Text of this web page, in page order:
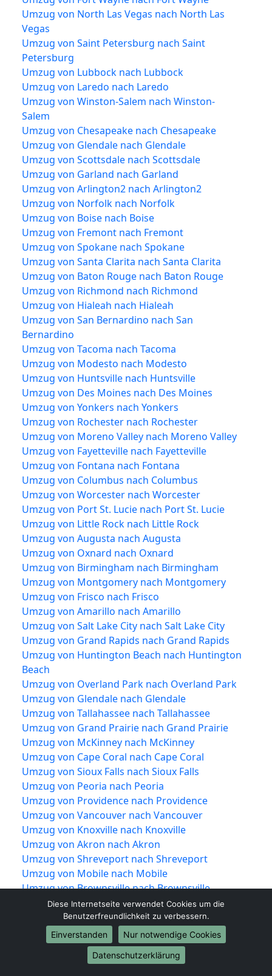
Umzug von North Las Vegas nach North Las
Vegas
Umzug von Saint Petersburg nach Saint
Petersburg
Umzug von Lubbock nach Lubbock
Umzug von Laredo nach Laredo
Umzug von Winston-Salem nach Winston-
Salem
Umzug von Chesapeake nach Chesapeake
Umzug von Glendale nach Glendale
Umzug von Scottsdale nach Scottsdale
Umzug von Garland nach Garland
Umzug von Arlington2 nach Arlington2
Umzug von Norfolk nach Norfolk
Umzug von Boise nach Boise
Umzug von Fremont nach Fremont
Umzug von Spokane nach Spokane
Umzug von Santa Clarita nach Santa Clarita
Umzug von Baton Rouge nach Baton Rouge
Umzug von Richmond nach Richmond
Umzug von Hialeah nach Hialeah
Umzug von San Bernardino nach San
Bernardino
Umzug von Tacoma nach Tacoma
Umzug von Modesto nach Modesto
Umzug von Huntsville nach Huntsville
Umzug von Des Moines nach Des Moines
Umzug von Yonkers nach Yonkers
Umzug von Rochester nach Rochester
Umzug von Moreno Valley nach Moreno Valley
Umzug von Fayetteville nach Fayetteville
Umzug von Fontana nach Fontana
Umzug von Columbus nach Columbus
Umzug von Worcester nach Worcester
Umzug von Port St. Lucie nach Port St. Lucie
Umzug von Little Rock nach Little Rock
Umzug von Augusta nach Augusta
Umzug von Oxnard nach Oxnard
Umzug von Birmingham nach Birmingham
Umzug von Montgomery nach Montgomery
Umzug von Frisco nach Frisco
Umzug von Amarillo nach Amarillo
Umzug von Salt Lake City nach Salt Lake City
Umzug von Grand Rapids nach Grand Rapids
Umzug von Huntington Beach nach Huntington
Beach
Umzug von Overland Park nach Overland Park
Umzug von Glendale nach Glendale
Umzug von Tallahassee nach Tallahassee
Umzug von Grand Prairie nach Grand Prairie
Umzug von McKinney nach McKinney
Umzug von Cape Coral nach Cape Coral
Umzug von Sioux Falls nach Sioux Falls
Umzug von Peoria nach Peoria
Umzug von Providence nach Providence
Umzug von Vancouver nach Vancouver
Umzug von Knoxville nach Knoxville
Umzug von Akron nach Akron
Umzug von Shreveport nach Shreveport
Umzug von Mobile nach Mobile
Umzug von Brownsville nach Brownsville
Umzug von Newport News nach Newport
Umzug von Fort Lauderdale nach Fort
Lauderdale
Umzug von Chattanooga nach Chattanooga
Diese Internetseite verwendet Cookies um die
Benutzerfreundlichkeit zu verbessern.
Einverstanden
Nur notwendige Cookies
Datenschutzerklärung